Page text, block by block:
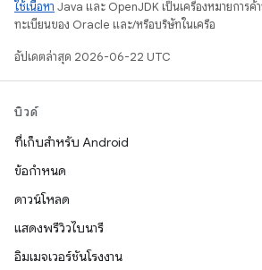
ใช้เนื้อหา Java และ OpenJDK เป็นเครื่องหมายการค้
ทะเบียนของ Oracle และ/หรือบริษัทในเครือ
อัปเดตล่าสุด 2026-06-22 UTC
บิวด์
ที่เก็บสำหรับ Android
ข้อกำหนด
ดาวน์โหลด
แสดงพรีวิวไบนารี
อิมเมจเวอร์ชันโรงงาน